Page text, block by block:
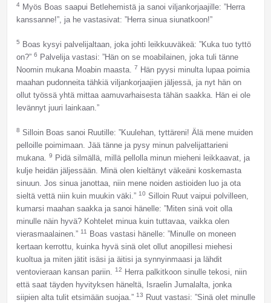
4Myös Boas saapui Betlehemistä ja sanoi viljankorjaajille: ”Herra
kanssanne!”, ja he vastasivat: ”Herra sinua siunatkoon!”
5
Boas kysyi palvelijaltaan, joka johti leikkuuväkeä: ”Kuka tuo tyttö
on?” 6
Palvelija vastasi: ”Hän on se moabilainen, joka tuli tänne
Noomin mukana Moabin maasta. 7
Hän pyysi minulta lupaa poimia
maahan pudonneita tähkiä viljankorjaajien jäljessä, ja nyt hän on
ollut työssä yhtä mittaa aamuvarhaisesta tähän saakka. Hän ei ole
levännyt juuri lainkaan.”
8 Silloin Boas sanoi Ruutille: ”Kuulehan, tyttäreni! Älä mene muiden
pelloille poimimaan. Jää tänne ja pysy minun palvelijattarieni
mukana. 9
Pidä silmällä, millä pellolla minun mieheni leikkaavat, ja
kulje heidän jäljessään. Minä olen kieltänyt väkeäni koskemasta
sinuun. Jos sinua janottaa, niin mene noiden astioiden luo ja ota
sieltä vettä niin kuin muukin väki.” 10 Silloin Ruut vaipui polvilleen,
kumarsi maahan saakka ja sanoi hänelle: ”Miten sinä voit olla
minulle näin hyvä? Kohtelet minua kuin tuttavaa, vaikka olen
vierasmaalainen.” 11
Boas vastasi hänelle: ”Minulle on moneen
kertaan kerrottu, kuinka hyvä sinä olet ollut anopillesi miehesi
kuoltua ja miten jätit isäsi ja äitisi ja synnyinmaasi ja lähdit
ventovieraan kansan pariin. 12
Herra palkitkoon sinulle tekosi, niin
että saat täyden hyvityksen häneltä, Israelin Jumalalta, jonka
siipien alta tulit etsimään suojaa.” 13
Ruut vastasi: ”Sinä olet minulle